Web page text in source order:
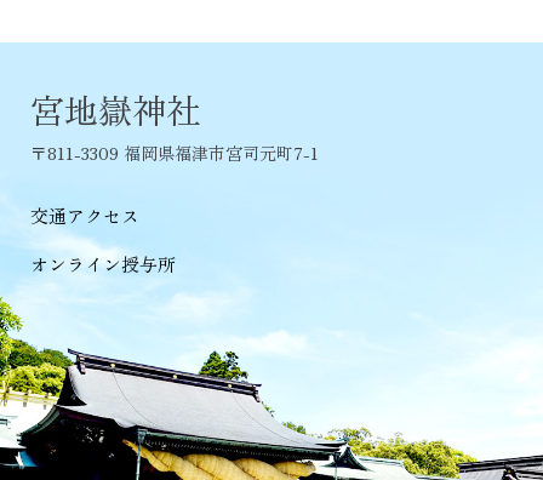
宮地嶽神社
〒811-3309 福岡県福津市宮司元町7-1
交通アクセス
オンライン授与所